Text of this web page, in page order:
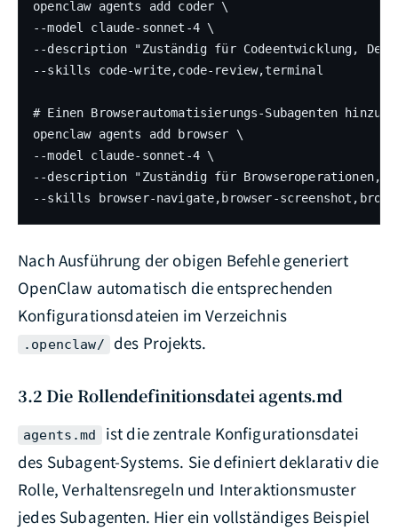
openclaw agents add coder \
--model claude-sonnet-4 \
--description "Zuständig für Codeentwicklung,
--skills code-write,code-review,terminal
# Einen Browserautomatisierungs-Subagenten
openclaw agents add browser \
--model claude-sonnet-4 \
--description "Zuständig für Browseroperationen,
--skills browser-navigate,browser-
Nach Ausführung der obigen Befehle generiert
OpenClaw automatisch die entsprechenden
Konfigurationsdateien im Verzeichnis
.openclaw/ des Projekts.
3.2 Die Rollendefinitionsdatei agents.md
agents.md
ist die zentrale Konfigurationsdatei
des Subagent-Systems. Sie definiert deklarativ die
Rolle, Verhaltensregeln und Interaktionsmuster
jedes Subagenten. Hier ein vollständiges Beispiel